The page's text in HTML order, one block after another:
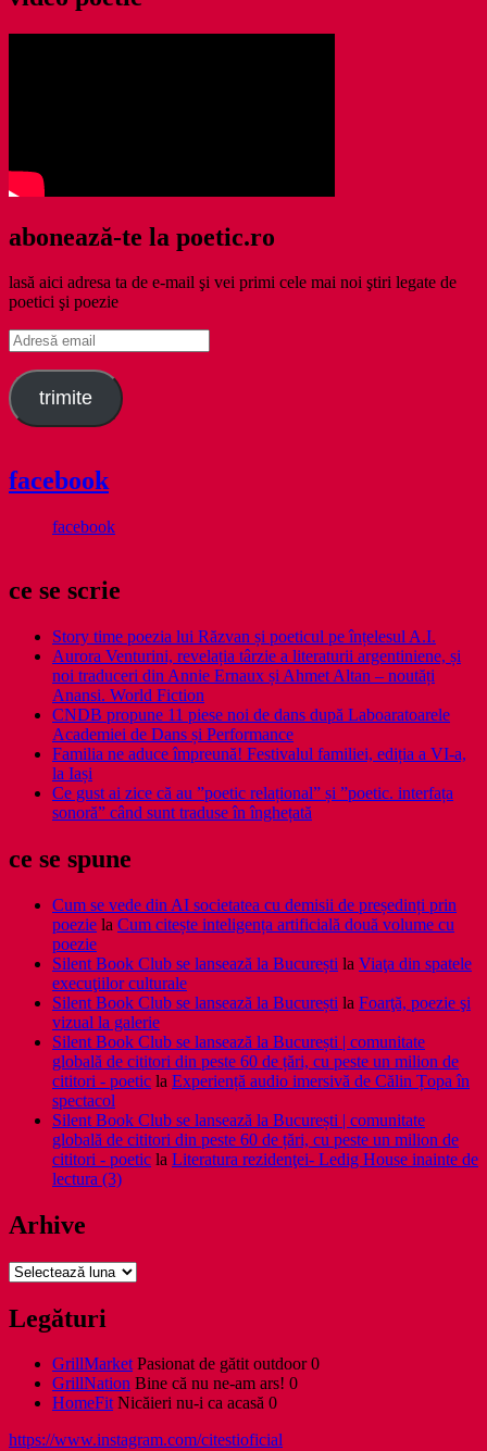
abonează-te la poetic.ro
lasă aici adresa ta de e-mail şi vei primi cele mai noi ştiri legate de
poetici şi poezie
Adresă
email
trimite
facebook
facebook
ce se scrie
Story time poezia lui Răzvan și poeticul pe înțelesul A.I.
Aurora Venturini, revelația târzie a literaturii argentiniene, și
noi traduceri din Annie Ernaux și Ahmet Altan – noutăți
Anansi. World Fiction
CNDB propune 11 piese noi de dans după Laboaratoarele
Academiei de Dans și Performance
Familia ne aduce împreună! Festivalul familiei, ediția a VI-a,
la Iași
Ce gust ai zice că au ”poetic relațional” și ”poetic. interfața
sonoră” când sunt traduse în înghețată
ce se spune
Cum se vede din AI societatea cu demisii de președinți prin
poezie la Cum citește inteligența artificială două volume cu
poezie
Silent Book Club se lansează la București la Viaţa din spatele
execuţiilor culturale
Silent Book Club se lansează la București la Foarţă, poezie şi
vizual la galerie
Silent Book Club se lansează la București | comunitate
globală de cititori din peste 60 de țări, cu peste un milion de
cititori - poetic la Experiență audio imersivă de Călin Țopa în
spectacol
Silent Book Club se lansează la București | comunitate
globală de cititori din peste 60 de țări, cu peste un milion de
cititori - poetic la Literatura rezidenţei- Ledig House inainte de
lectura (3)
Arhive
Arhive
Legături
GrillMarketPasionat de gătit outdoor 0
GrillNation Bine că nu ne-am ars! 0
HomeFitNicăieri nu-i ca acasă 0
https://www.instagram.com/citestioficial